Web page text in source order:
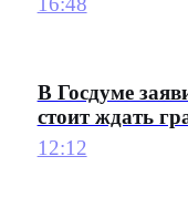
В Госдуме
стоит ждать
12:12